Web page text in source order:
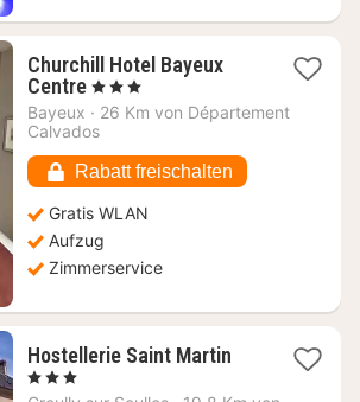
Churchill Hotel Bayeux
Centre1
Nacht
ab
€
, 3 Sterne
Bayeux · 26 Km von Département
Calvados
Rabatt freischalten
Gratis WLAN
Aufzug
Zimmerservice
Hostellerie Saint Martin1
ab
, 3 Sterne